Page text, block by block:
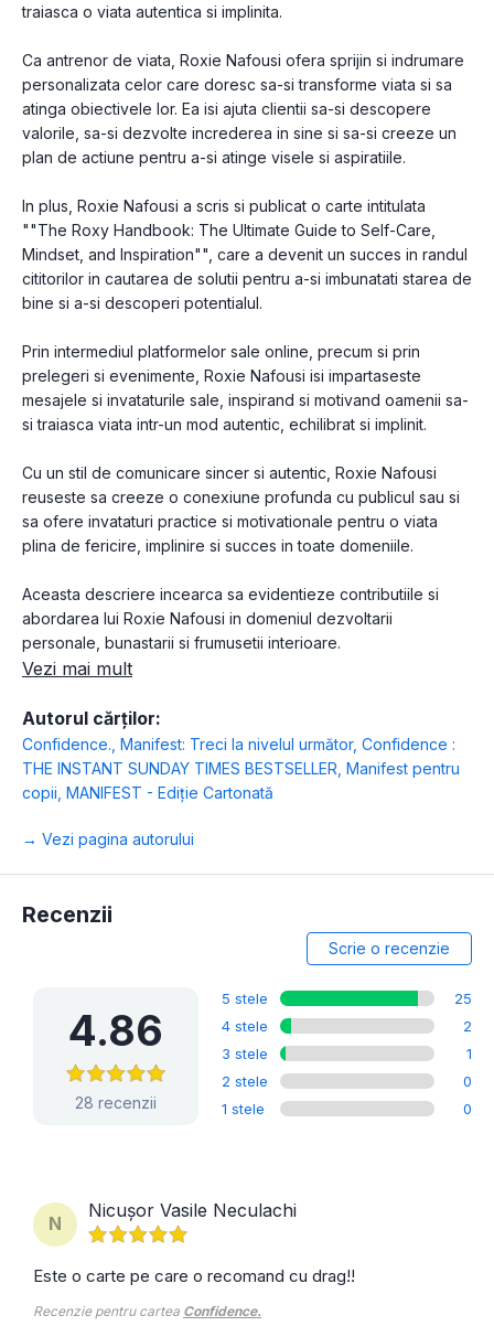
traiasca o viata autentica si implinita.
Ca antrenor de viata, Roxie Nafousi ofera sprijin si indrumare
personalizata celor care doresc sa-si transforme viata si sa
atinga obiectivele lor. Ea isi ajuta clientii sa-si descopere
valorile, sa-si dezvolte increderea in sine si sa-si creeze un
plan de actiune pentru a-si atinge visele si aspiratiile.
In plus, Roxie Nafousi a scris si publicat o carte intitulata
""The Roxy Handbook: The Ultimate Guide to Self-Care,
Mindset, and Inspiration"", care a devenit un succes in randul
cititorilor in cautarea de solutii pentru a-si imbunatati starea de
bine si a-si descoperi potentialul.
Prin intermediul platformelor sale online, precum si prin
prelegeri si evenimente, Roxie Nafousi isi impartaseste
mesajele si invataturile sale, inspirand si motivand oamenii sa-
si traiasca viata intr-un mod autentic, echilibrat si implinit.
Cu un stil de comunicare sincer si autentic, Roxie Nafousi
reuseste sa creeze o conexiune profunda cu publicul sau si
sa ofere invataturi practice si motivationale pentru o viata
plina de fericire, implinire si succes in toate domeniile.
Aceasta descriere incearca sa evidentieze contributiile si
abordarea lui Roxie Nafousi in domeniul dezvoltarii
personale, bunastarii si frumusetii interioare.
Vezi mai mult
Autorul cărților:
Confidence. Manifest: Treci la nivelul următor, Confidence :
THE INSTANT SUNDAY TIMES BESTSELLER Manifest pentru
copii MANIFEST - Ediție Cartonată
→ Vezi pagina autorului
Recenzii
Scrie o recenzie
4.86
28 recenzii
5 stele
25
4 stele
2
3 stele
1
2 stele
0
1 stele
0
N
Nicușor Vasile Neculachi
Este o carte pe care o recomand cu drag!!
Recenzie pentru cartea Confidence.